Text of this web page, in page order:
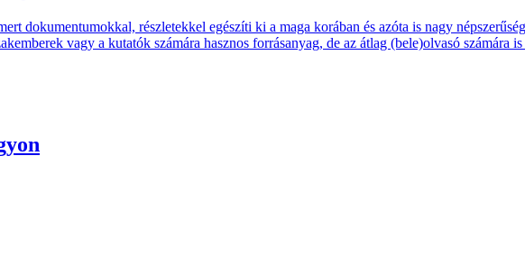
doku­men­tu­mokkal, részle­tekkel egé­szíti ki a maga korá­ban és azóta is nagy
vagy a kuta­tók szá­mára hasz­nos forrás­anyag, de az átlag (bele)ol­vasó szá­mára